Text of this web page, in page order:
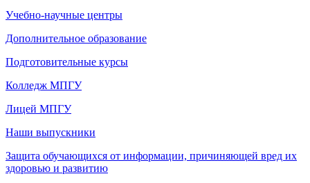
Учебно-научные центры
Дополнительное образование
Подготовительные курсы
Колледж МПГУ
Лицей МПГУ
Наши выпускники
Защита обучающихся от информации, причиняющей вред их
здоровью и развитию